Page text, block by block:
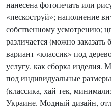
нанесена фотопечать или
«пескоструй»; наполнение
собственному усмотрению;
различается (можно
вариант «классик» под
услугу, как сборка изделия.
под индивидуальные
(классика, хай-тек,
Украине. Модный дизайн,